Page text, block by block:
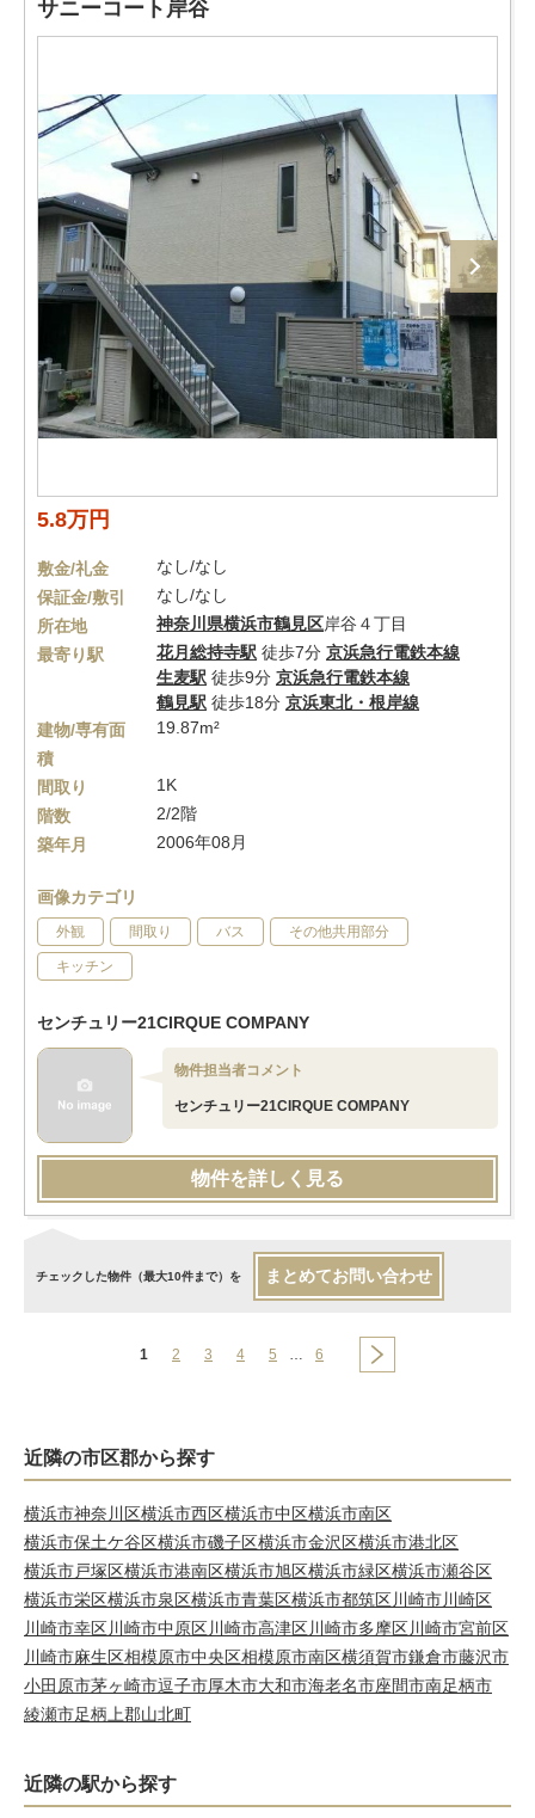
サニーコート岸谷
5.8万円
敷金/礼金
なし/なし
保証金/敷引
なし/なし
所在地
神奈川県横浜市鶴見区岸谷４丁目
最寄り駅
花月総持寺駅 徒歩7分 京浜急行電鉄本線
生麦駅 徒歩9分 京浜急行電鉄本線
鶴見駅 徒歩18分 京浜東北・根岸線
建物/専有面
積
19.87m²
間取り
1K
階数
2/2階
築年月
2006年08月
画像カテゴリ
外観 間取り バス その他共用部分
キッチン
センチュリー21CIRQUE COMPANY
物件担当者コメント
センチュリー21CIRQUE COMPANY
物件を詳しく見る
チェックした物件（最大10件まで）を まとめてお問い合わせ
1 2 3 4 5 … 6
近隣の市区郡から探す
横浜市神奈川区横浜市西区横浜市中区横浜市南区
横浜市保土ケ谷区横浜市磯子区横浜市金沢区横浜市港北区
横浜市戸塚区横浜市港南区横浜市旭区横浜市緑区横浜市瀬谷区
横浜市栄区横浜市泉区横浜市青葉区横浜市都筑区川崎市川崎区
川崎市幸区川崎市中原区川崎市高津区川崎市多摩区川崎市宮前区
川崎市麻生区相模原市中央区相模原市南区横須賀市鎌倉市藤沢市
小田原市茅ヶ崎市逗子市厚木市大和市海老名市座間市南足柄市
綾瀬市足柄上郡山北町
近隣の駅から探す